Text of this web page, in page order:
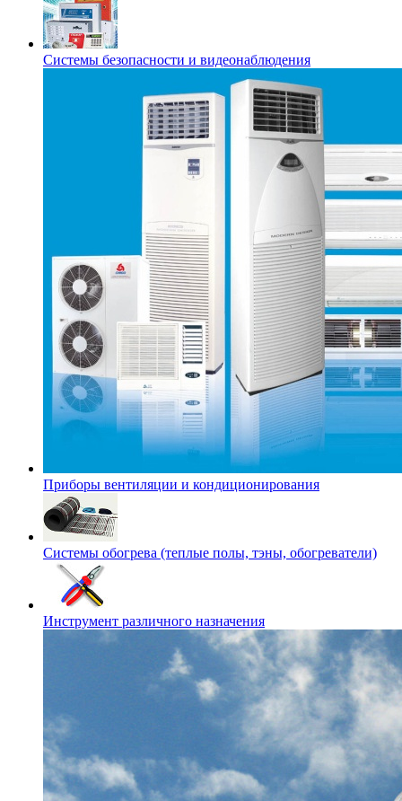
Системы безопасности и видеонаблюдения
Приборы вентиляции и кондиционирования
Системы обогрева (теплые полы, тэны, обогреватели)
Инструмент различного назначения